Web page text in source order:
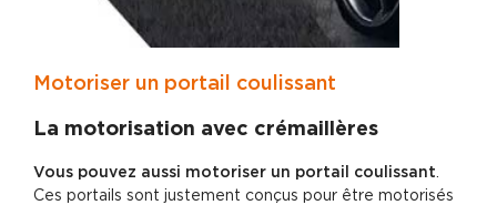
Motoriser un portail coulissant
La motorisation avec crémaillères
Vous pouvez aussi motoriser un portail coulissant
Ces portails sont justement conçus pour être motorisés